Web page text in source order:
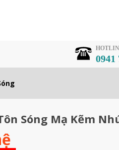
0941
Sóng Mạ Kẽm